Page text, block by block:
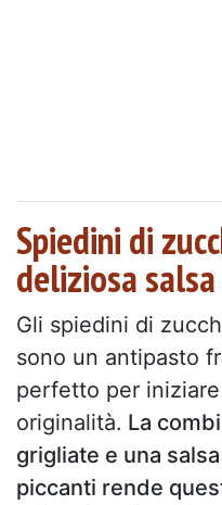
Spiedini di
deliziosa
Gli spiedini di
sono un antipasto
perfetto per
originalità. La
grigliate e una
piccanti rende